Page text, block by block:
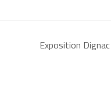
Exposition